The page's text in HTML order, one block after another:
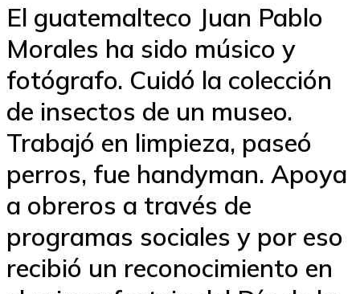
El guatemalteco Juan Pablo
Morales ha sido músico y
fotógrafo. Cuidó la colección
de insectos de un museo.
Trabajó en limpieza, paseó
perros, fue handyman. Apoya
a obreros a través de
programas sociales y por eso
recibió un reconocimiento en